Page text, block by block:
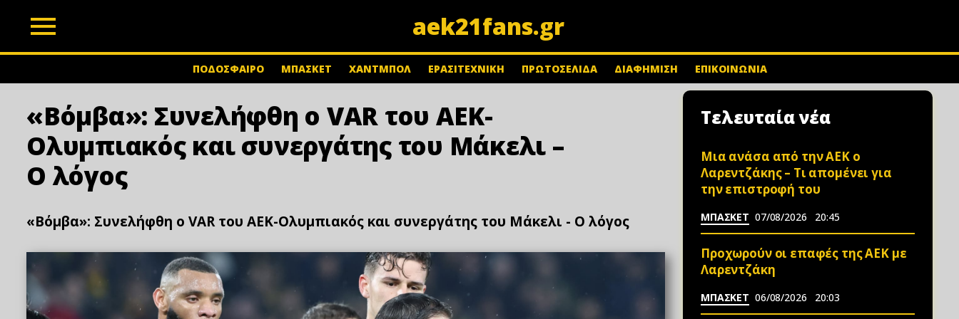
aek21fans.gr
ΠΟΔΟΣΦΑΙΡΟ ΜΠΑΣΚΕΤ ΧΑΝΤΜΠΟΛ ΕΡΑΣΙΤΕΧΝΙΚΗ ΠΡΩΤΟΣΕΛΙΔΑ ΔΙΑΦΗΜΙΣΗ ΕΠΙΚΟΙΝΩΝΙΑ
«Βόμβα»: Συνελήφθη ο VAR του ΑΕΚ-
Ολυμπιακός και συνεργάτης του Μάκελι –
Ο λόγος
«Βόμβα»: Συνελήφθη ο VAR του ΑΕΚ-Ολυμπιακός και συνεργάτης του Μάκελι - Ο λόγος
Τελευταία νέα
Μια ανάσα από την ΑΕΚ ο
Λαρεντζάκης – Τι απομένει για
την επιστροφή του
ΜΠΑΣΚΕΤ 07/08/2026 20:45
Προχωρούν οι επαφές της ΑΕΚ με
Λαρεντζάκη
ΜΠΑΣΚΕΤ 06/08/2026 20:03